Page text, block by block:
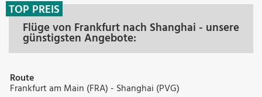
Flüge von Frankfurt nach Shanghai - unsere
günstigsten Angebote:
TOP PREIS
Route
Frankfurt am Main (FRA) - Shanghai (PVG)